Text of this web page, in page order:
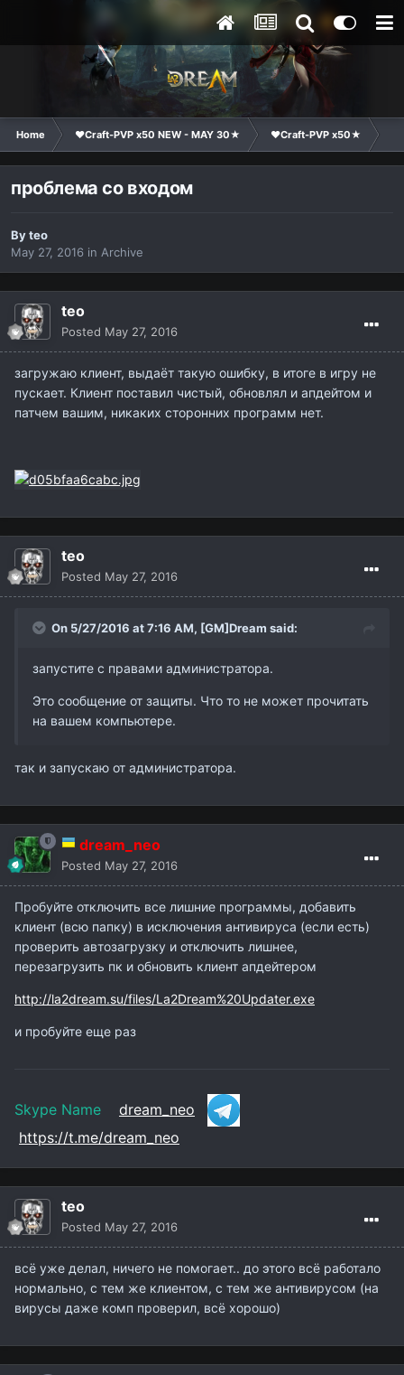
Home ❤Craft-PVP x50 NEW - MAY 30★ ❤Craft-PVP x50★
проблема со входом
Byteo
May 27, 2016 in Archive
teo
Posted May 27, 2016
загружаю клиент, выдаёт такую ошибку, в итоге в игру не
пускает. Клиент поставил чистый, обновлял и апдейтом и
патчем вашим, никаких сторонних программ нет.
teo
Posted May 27, 2016
On 5/27/2016 at 7:16 AM, [GM]Dream said:
запустите с правами администратора.
Это сообщение от защиты. Что то не может прочитать
на вашем компьютере.
так и запускаю от администратора.
dream_neo
Posted May 27, 2016
Пробуйте отключить все лишние программы, добавить
клиент (всю папку) в исключения антивируса (если есть)
проверить автозагрузку и отключить лишнее,
перезагрузить пк и обновить клиент апдейтером
http://la2dream.su/files/La2Dream%20Updater.exe
и пробуйте еще раз
Skype Name dream_neo
https://t.me/dream_neo
teo
Posted May 27, 2016
всё уже делал, ничего не помогает.. до этого всё работало
нормально, с тем же клиентом, с тем же антивирусом (на
вирусы даже комп проверил, всё хорошо)